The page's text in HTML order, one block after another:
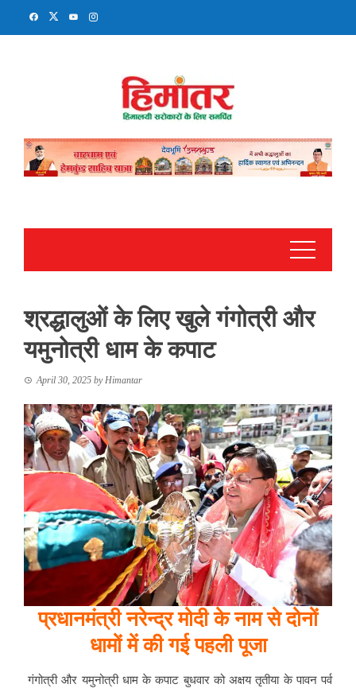
श्रद्धालुओं के लिए खुले गंगोत्री और
यमुनोत्री धाम के कपाट
April 30, 2025 byHimantar
प्रधानमंत्रीनरेन्द्रमोदीकेनामसेदोनों
धामोंमेंकीगईपहलीपूजा
गंगोत्री और यमुनोत्री धाम के कपाट बुधवार को अक्षय तृतीया के पावन पर्व